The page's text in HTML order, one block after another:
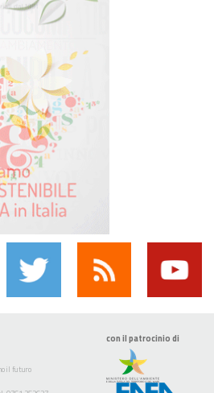
il futuro
con il patrocinio di